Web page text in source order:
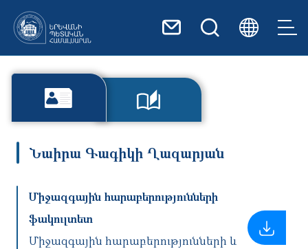
Նաիրա Գագիկի Ղազարյան
Միջազգային հարաբերությունների
ֆակուլտետ
Միջազգային հարաբերությունների և